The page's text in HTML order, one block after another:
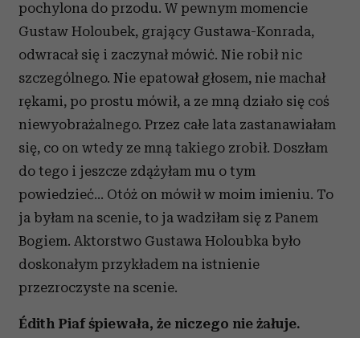
pochylona do przodu. W pewnym momencie
Gustaw Holoubek, grający Gustawa-Konrada,
odwracał się i zaczynał mówić. Nie robił nic
szczególnego. Nie epatował głosem, nie machał
rękami, po prostu mówił, a ze mną działo się coś
niewyobrażalnego. Przez całe lata zastanawiałam
się, co on wtedy ze mną takiego zrobił. Doszłam
do tego i jeszcze zdążyłam mu o tym
powiedzieć… Otóż on mówił w moim imieniu. To
ja byłam na scenie, to ja wadziłam się z Panem
Bogiem. Aktorstwo Gustawa Holoubka było
doskonałym przykładem na istnienie
przezroczyste na scenie.
Édith Piaf śpiewała, że niczego nie żałuje.